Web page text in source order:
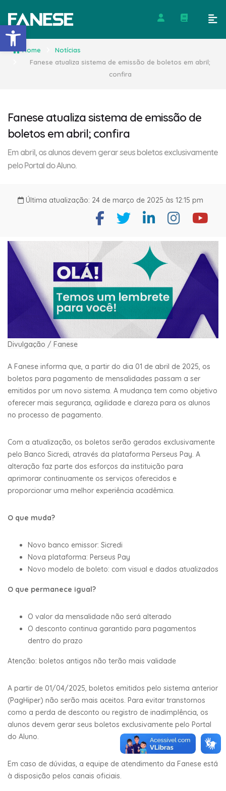
Barra de Ferramentas
Home
Notícias
Fanese atualiza sistema de emissão de boletos em abril;
confira
Fanese atualiza sistema de emissão de
boletos em abril; confira
Em abril, os alunos devem gerar seus boletos exclusivamente
pelo Portal do Aluno.
Última atualização: 24 de março de 2025 às 12:15 pm
Divulgação / Fanese
A Fanese informa que, a partir do dia 01 de abril de 2025, os
boletos para pagamento de mensalidades passam a ser
emitidos por um novo sistema. A mudança tem como objetivo
oferecer mais segurança, agilidade e clareza para os alunos
no processo de pagamento.
Com a atualização, os boletos serão gerados exclusivamente
pelo Banco Sicredi, através da plataforma Perseus Pay. A
alteração faz parte dos esforços da instituição para
aprimorar continuamente os serviços oferecidos e
proporcionar uma melhor experiência acadêmica.
O que muda?
Novo banco emissor: Sicredi
Nova plataforma: Perseus Pay
Novo modelo de boleto: com visual e dados atualizados
O que permanece igual?
O valor da mensalidade não será alterado
O desconto continua garantido para pagamentos
dentro do prazo
Atenção: boletos antigos não terão mais validade
A partir de 01/04/2025, boletos emitidos pelo sistema anterior
(PagHiper) não serão mais aceitos. Para evitar transtornos
como a perda de desconto ou registro de inadimplência, os
alunos devem gerar seus boletos exclusivamente pelo Portal
do Aluno.
Em caso de dúvidas, a equipe de atendimento da Fanese está
à disposição pelos canais oficiais.